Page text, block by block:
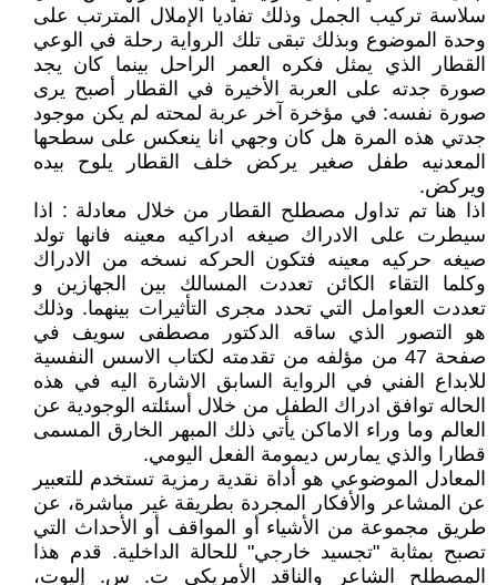
سلاسة تركيب الجمل وذلك تفاديا الإملال المترتب على
وحدة الموضوع وبذلك تبقى تلك الرواية رحلة في الوعي
القطار الذي يمثل فكره العمر الراحل بينما كان يجد
صورة جدته على العربة الأخيرة في القطار أصبح يرى
صورة نفسه: في مؤخرة آخر عربة لمحته لم يكن موجود
جدتي هذه المرة هل كان وجهي انا ينعكس على سطحها
المعدنيه طفل صغير يركض خلف القطار يلوح بيده
ويركض.
اذا هنا تم تداول مصطلح القطار من خلال معادلة : اذا
سيطرت على الادراك صيغه ادراكيه معينه فانها تولد
صيغه حركيه معينه فتكون الحركه نسخه من الادراك
وكلما التقاء الكائن تعددت المسالك بين الجهازين و
تعددت العوامل التي تحدد مجرى التأثيرات بينهما. وذلك
هو التصور الذي ساقه الدكتور مصطفى سويف في
صفحة 47 من مؤلفه من تقدمته لكتاب الاسس النفسية
للابداع الفني في الرواية السابق الاشارة اليه في هذه
الحاله توافق ادراك الطفل من خلال أسئلته الوجودية عن
العالم وما وراء الاماكن يأتي ذلك المبهر الخارق المسمى
قطارا والذي يمارس ديمومة الفعل اليومي.
المعادل الموضوعي هو أداة نقدية رمزية تستخدم للتعبير
عن المشاعر والأفكار المجردة بطريقة غير مباشرة، عن
طريق مجموعة من الأشياء أو المواقف أو الأحداث التي
تصبح بمثابة "تجسيد خارجي" للحالة الداخلية. قدم هذا
المصطلح الشاعر والناقد الأمريكي ت. س. إليوت،